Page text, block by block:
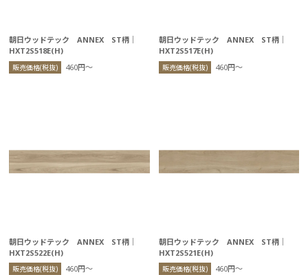
朝日ウッドテック ANNEX ST柄｜
HXT2S518E(H)
販売価格(税抜) 460円〜
朝日ウッドテック ANNEX ST柄｜
HXT2S517E(H)
販売価格(税抜) 460円〜
朝日ウッドテック ANNEX ST柄｜
HXT2S522E(H)
販売価格(税抜) 460円〜
朝日ウッドテック ANNEX ST柄｜
HXT2S521E(H)
販売価格(税抜) 460円〜